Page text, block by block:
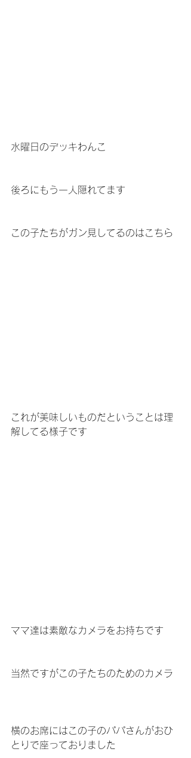
水曜日のデッキわんこ
後ろにもう一人隠れてます
この子たちがガン見してるのはこちら
これが美味しいものだということは理
解してる様子です
ママ達は素敵なカメラをお持ちです
当然ですがこの子たちのためのカメラ
横のお席にはこの子のパパさんがおひ
とりで座っておりました